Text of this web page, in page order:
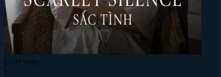
Lượt xem:
1